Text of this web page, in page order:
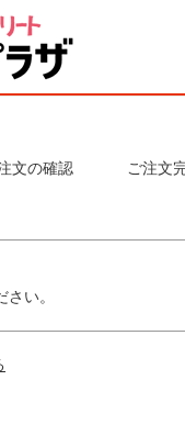
文の確認 ご注文
い。